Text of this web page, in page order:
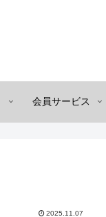
会員サービス
2025.11.07